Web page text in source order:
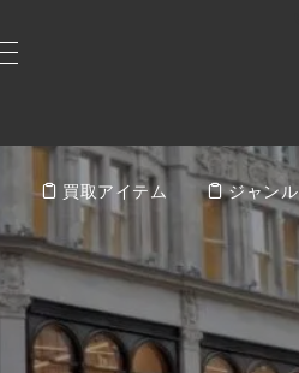
買取アイテム ジャンル